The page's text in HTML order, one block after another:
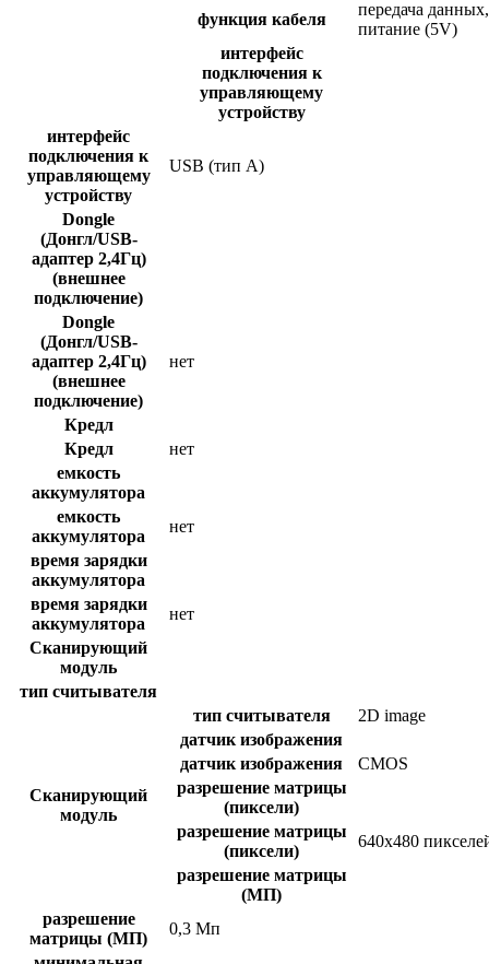
функция кабеля
передача данных,
питание (5V)
интерфейс
подключения к
управляющему
устройству
интерфейс
подключения к
управляющему
устройству
USB (тип А)
Dongle
(Донгл/USB-
адаптер 2,4Гц)
(внешнее
подключение)
Dongle
(Донгл/USB-
адаптер 2,4Гц)
(внешнее
подключение)
нет
Кредл
Кредл
нет
емкость
аккумулятора
емкость
аккумулятора
нет
время зарядки
аккумулятора
время зарядки
аккумулятора
нет
Сканирующий
модуль
тип считывателя
Сканирующий
модуль
тип считывателя
2D image
датчик изображения
датчик изображения
CMOS
разрешение матрицы
(пиксели)
разрешение матрицы
(пиксели)
640x480
разрешение матрицы
(МП)
разрешение
матрицы (МП)
0,3 Мп